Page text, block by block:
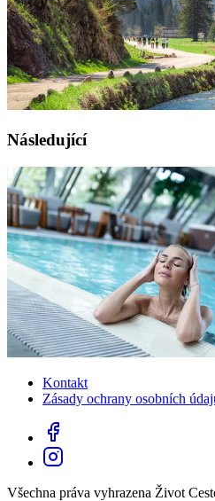
Následující
Kontakt
Zásady ochrany osobních
Všechna práva vyhrazena Život